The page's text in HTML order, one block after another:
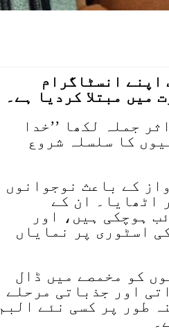
اپنے انسٹاگرام
میں مبتلا کردیا ہے۔
جملہ لکھا ’’خدا
کا سلسلہ شروع
کے باعث نوجوانوں
اٹھایا۔ ان کے
ہوچکی ہیں، اور
اسٹوری پر نمایاں
کو مخمصے میں ڈال
اور جذباتی مرحلے
طور پر کسی نئے البم